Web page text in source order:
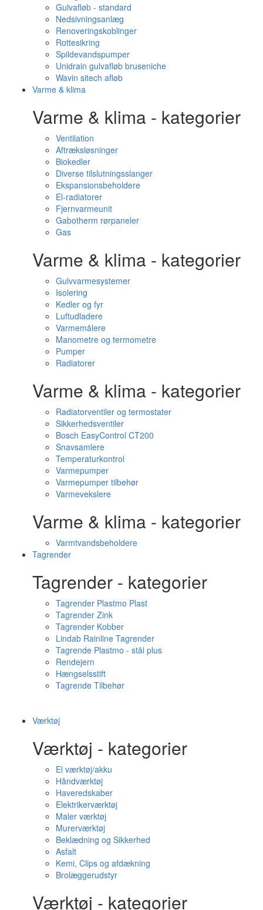
Gulvafløb - standard
Nedsivningsanlæg
Renoveringskoblinger
Rottesikring
Spildevandspumper
Unidrain gulvafløb bruseniche
Wavin sitech afløb
Varme & klima
Varme & klima - kategorier
Ventilation
Aftræksløsninger
Biokedler
Diverse tilslutningsslanger
Ekspansionsbeholdere
El-radiatorer
Fjernvarmeunit
Gabotherm rørpaneler
Gas
Varme & klima - kategorier
Gulvvarmesystemer
Isolering
Kedler og fyr
Luftudladere
Varmemålere
Manometre og termometre
Pumper
Radiatorer
Varme & klima - kategorier
Radiatorventiler og termostater
Sikkerhedsventiler
Bosch EasyControl CT200
Snavsamlere
Temperaturkontrol
Varmepumper
Varmepumper tilbehør
Varmevekslere
Varme & klima - kategorier
Varmtvandsbeholdere
Tagrender
Tagrender - kategorier
Tagrender Plastmo Plast
Tagrender Zink
Tagrender Kobber
Lindab Rainline Tagrender
Tagrende Plastmo - stål plus
Rendejern
Hængselsstift
Tagrende Tilbehør
Værktøj
Værktøj - kategorier
El værktøj/akku
Håndværktøj
Haveredskaber
Elektrikerværktøj
Maler værktøj
Murerværktøj
Beklædning og Sikkerhed
Asfalt
Kemi, Clips og afdækning
Brolæggerudstyr
Værktøj - kategorier